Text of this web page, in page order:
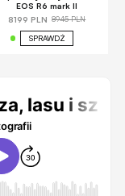
EOS R6 mark II
8199 PLN 8945 PLN
SPRAWDŹ